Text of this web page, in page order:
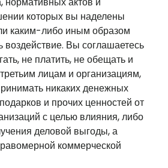
которых вы наделены
каким-либо иным образом
воздействие. Вы соглашаетесь
не платить, не обещать и
лицам и организациям,
никаких денежных
и прочих ценностей от
с целью влияния, либо
деловой выгоды, а
коммерческой